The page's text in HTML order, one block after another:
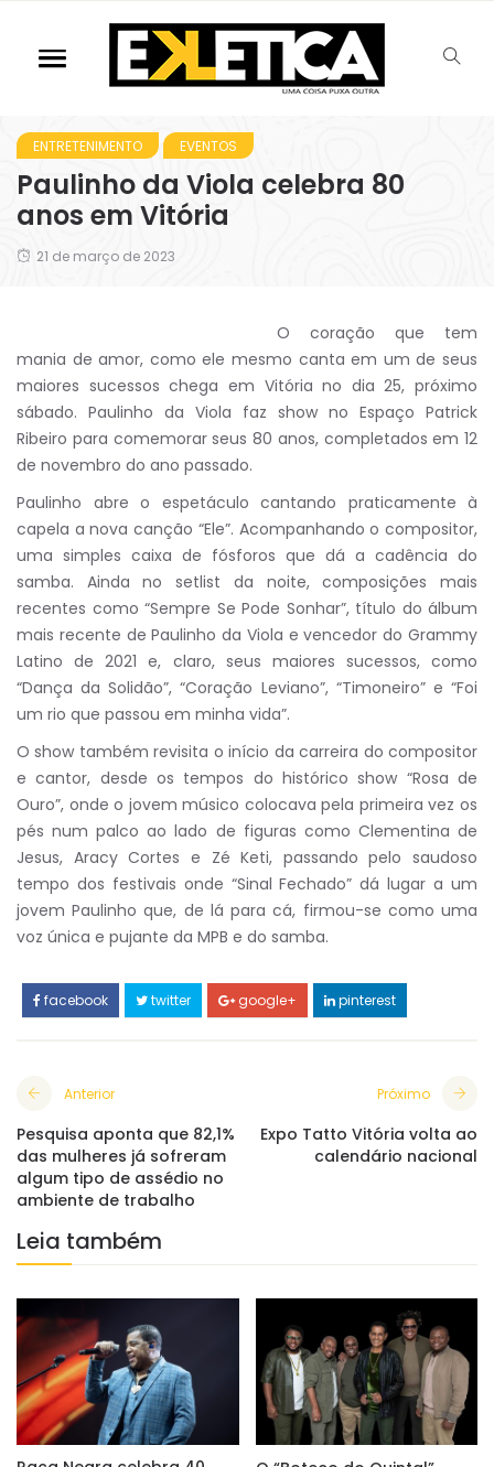
ENTRETENIMENTO EVENTOS
Paulinho da Viola celebra 80
anos em Vitória
21 de março de 2023
O coração que tem
mania de amor, como ele mesmo canta em um de seus
maiores sucessos chega em Vitória no dia 25, próximo
sábado. Paulinho da Viola faz show no Espaço Patrick
Ribeiro para comemorar seus 80 anos, completados em 12
de novembro do ano passado.
Paulinho abre o espetáculo cantando praticamente à
capela a nova canção “Ele”. Acompanhando o compositor,
uma simples caixa de fósforos que dá a cadência do
samba. Ainda no setlist da noite, composições mais
recentes como “Sempre Se Pode Sonhar”, título do álbum
mais recente de Paulinho da Viola e vencedor do Grammy
Latino de 2021 e, claro, seus maiores sucessos, como
“Dança da Solidão”, “Coração Leviano”, “Timoneiro” e “Foi
um rio que passou em minha vida”.
O show também revisita o início da carreira do compositor
e cantor, desde os tempos do histórico show “Rosa de
Ouro”, onde o jovem músico colocava pela primeira vez os
pés num palco ao lado de figuras como Clementina de
Jesus, Aracy Cortes e Zé Keti, passando pelo saudoso
tempo dos festivais onde “Sinal Fechado” dá lugar a um
jovem Paulinho que, de lá para cá, firmou-se como uma
voz única e pujante da MPB e do samba.
facebook twitter google+ pinterest
Anterior
Pesquisa aponta que 82,1%
das mulheres já sofreram
algum tipo de assédio no
ambiente de trabalho
Próximo
Expo Tatto Vitória volta ao
calendário nacional
Leia também